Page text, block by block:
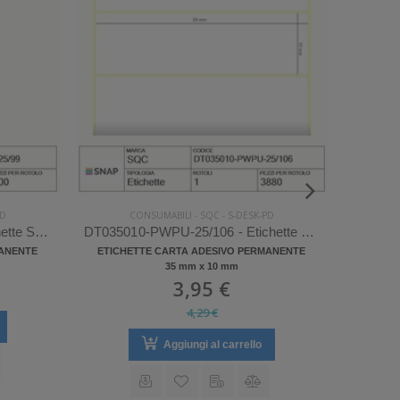
DT028090-PWPC-25/99 - Etichette SQC S-DESK-PD Carta
CONSUMABILI - SQC - S-DESK-PD
DT035010-PWPU-25/106 - Etichette SQC S-DESK-PD Carta
ETICHETTE CARTA ADESIVO PERMANENTE
35 mm x 10 mm
3,95 €
4,29 €
Aggiungi al carrello